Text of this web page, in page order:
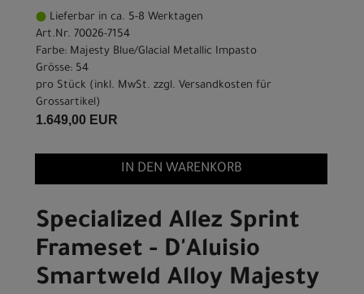
Lieferbar in ca. 5-8 Werktagen
Art.Nr. 70026-7154
Farbe: Majesty Blue/Glacial Metallic Impasto
Grösse: 54
pro Stück (inkl. MwSt. zzgl. Versandkosten für
Grossartikel)
1.649,00 EUR
IN DEN WARENKORB
Specialized Allez Sprint
Frameset - D'Aluisio
Smartweld Alloy Majesty